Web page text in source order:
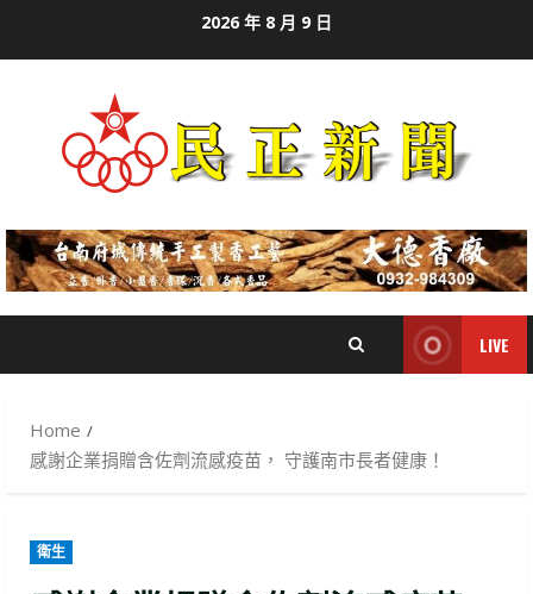
2026 年 8 月 9 日
LIVE
Home
感謝企業捐贈含佐劑流感疫苗， 守護南市長者健康！
衛生